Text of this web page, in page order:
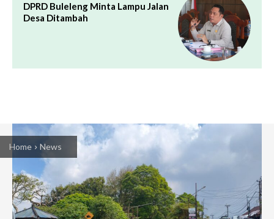
DPRD Buleleng Minta Lampu Jalan
Desa Ditambah